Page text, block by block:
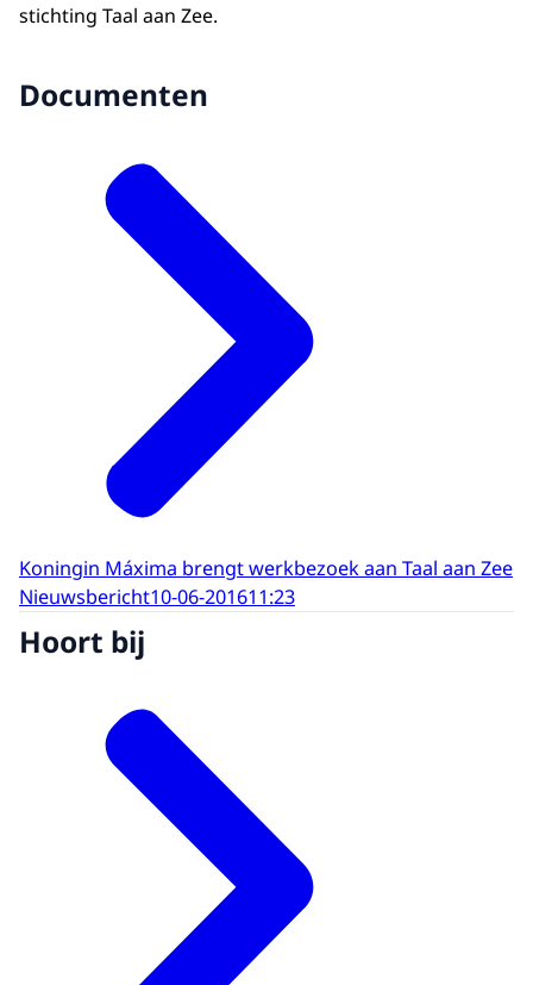
stichting Taal aan Zee.
Documenten
Koningin Máxima brengt werkbezoek aan Taal aan Zee
Nieuwsbericht10-06-201611:23
Hoort bij